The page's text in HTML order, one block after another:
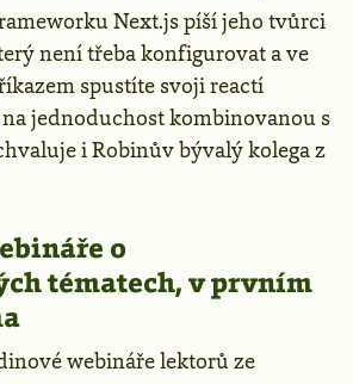
Next.js píší jeho tvůrci
není třeba konfigurovat a ve
spustíte svoji reactí
jednoduchost kombinovanou s
i Robinův bývalý kolega z
o
tématech, v prvním
webináře lektorů ze